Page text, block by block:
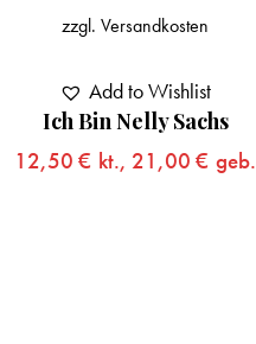
Ich Bin Nelly Sachs
12,50€ kt., 21,00€ geb.
zzgl.Versandkosten
Add to Wishlist